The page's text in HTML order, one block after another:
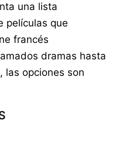
una lista
películas que
francés
dramas hasta
las opciones son